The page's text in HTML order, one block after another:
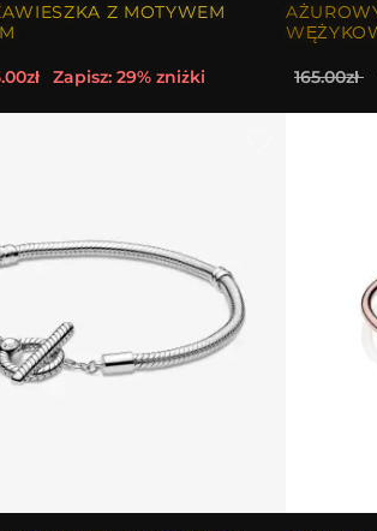
Z MOTYWEM
Zapisz: 29% zniżki 165.00zł